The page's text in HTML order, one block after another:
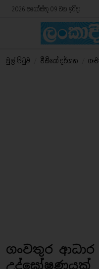
2026 අගෝස්තු 09 වන ඉරිදා
මුල් පිටුව වීඩියෝ දර්ශන
ගංවතුර ආධාර
උද්ඝෝෂණයක්